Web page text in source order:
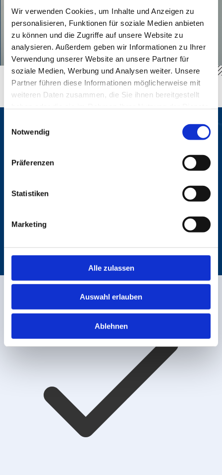
Wir verwenden Cookies, um Inhalte und Anzeigen zu
personalisieren, Funktionen für soziale Medien anbieten
zu können und die Zugriffe auf unsere Website zu
analysieren. Außerdem geben wir Informationen zu Ihrer
Verwendung unserer Website an unsere Partner für
soziale Medien, Werbung und Analysen weiter. Unsere
Partner führen diese Informationen möglicherweise mit
weiteren Daten zusammen, die Sie ihnen bereitgestellt
Notwendig
Präferenzen
Statistiken
Marketing
Alle zulassen
Auswahl erlauben
Ablehnen
Umzugskostenrechner
In wenigen Schritten zu Ihrem persönlichen Preis
Entladeadresse